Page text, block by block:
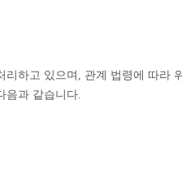
하고 있으며, 관계 법령에 따
음과 같습니다.